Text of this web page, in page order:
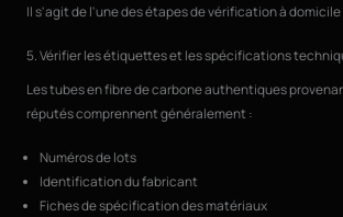
Il s'agit de l'une des étapes de vérification à domicile
5. Vérifier les étiquettes et les spécifications
Les tubes en fibre de carbone authentiques
réputés comprennent généralement :
Numéros de lots
Identification du fabricant
Fiches de spécification des matériaux